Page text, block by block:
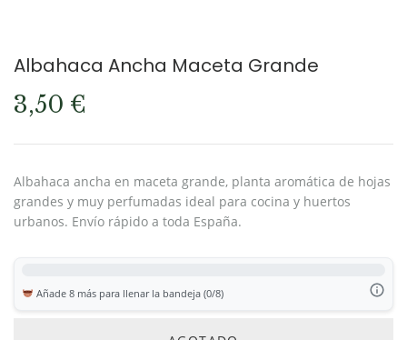
Albahaca Ancha Maceta Grande
3,50 €
Albahaca ancha en maceta grande, planta aromática de hojas
grandes y muy perfumadas ideal para cocina y huertos
urbanos. Envío rápido a toda España.
Añade 8 más para llenar la bandeja (0/8)